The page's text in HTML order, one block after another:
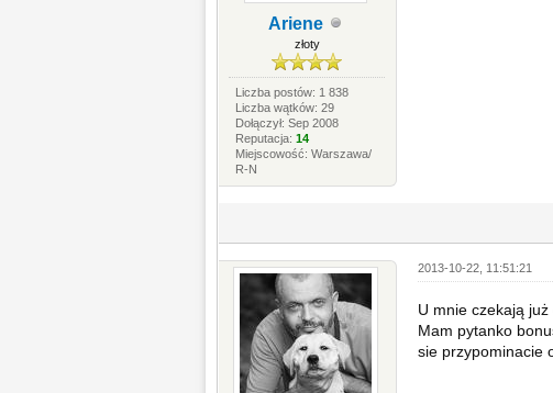
Ariene
złoty
Liczba postów: 1 838
Liczba wątków: 29
Dołączył: Sep 2008
Reputacja:14
Miejscowość: Warszawa/
R-N
2013-10-22, 11:51:21
U mnie czekają
Mam pytanko
sie przypominacie